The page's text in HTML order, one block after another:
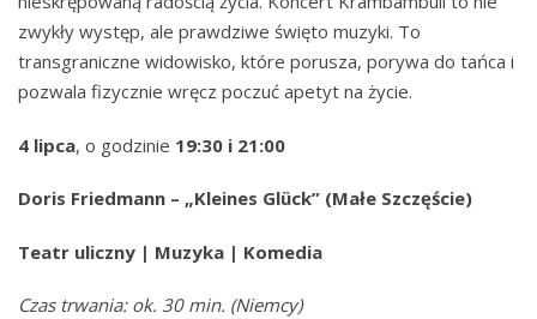
zwykły występ, ale prawdziwe święto muzyki. To
transgraniczne widowisko, które porusza, porywa do tańca i
pozwala fizycznie wręcz poczuć apetyt na życie.
4 lipca, o godzinie 19:30 i 21:00
Doris Friedmann – „Kleines Glück” (Małe Szczęście)
Teatr uliczny | Muzyka | Komedia
Czas trwania: ok. 30 min. (Niemcy)